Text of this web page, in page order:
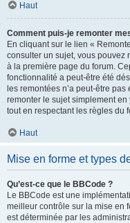
Haut
Comment puis-je remonter
En cliquant sur le lien «
consulter un sujet, vous pouvez
à la première page du forum.
fonctionnalité a peut-être été
les remontées n’a peut-être
remonter le sujet simplement
tout en respectant les règles du
Haut
Mise en forme et types
Qu’est-ce que le BBCode ?
Le BBCode est une
meilleur contrôle sur la mise en
est déterminée par les